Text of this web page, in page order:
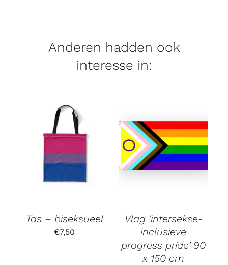
Anderen hadden ook
interesse in:
Tas – biseksueel
€7,50
Vlag ‘intersekse-
inclusieve
progress pride’ 90
x 150 cm